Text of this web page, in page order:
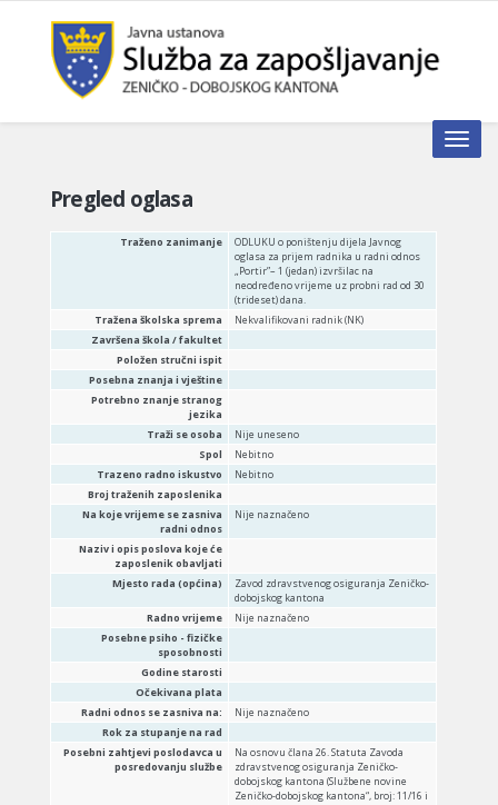
Toggle
Pregled oglasa
Traženo zanimanje
ODLUKU o poništenju dijela Javnog
oglasa za prijem radnika u radni odnos
„Portir”– 1 (jedan) izvršilac na
neodređeno vrijeme uz probni rad od 30
(trideset) dana.
Tražena školska sprema
Nekvalifikovani radnik (NK)
Završena škola / fakultet
Položen stručni ispit
Posebna znanja i vještine
Potrebno znanje stranog
jezika
Traži se osoba
Nije uneseno
Spol
Nebitno
Trazeno radno iskustvo
Nebitno
Broj traženih zaposlenika
Na koje vrijeme se zasniva
radni odnos
Nije naznačeno
Naziv i opis poslova koje će
zaposlenik obavljati
Mjesto rada (općina)
Zavod zdravstvenog osiguranja Zeničko-
dobojskog kantona
Radno vrijeme
Nije naznačeno
Posebne psiho - fizičke
sposobnosti
Godine starosti
Očekivana plata
Radni odnos se zasniva na:
Nije naznačeno
Rok za stupanje na rad
Posebni zahtjevi poslodavca u
posredovanju službe
Na osnovu člana 26. Statuta Zavoda
zdravstvenog osiguranja Zeničko-
dobojskog kantona (Službene novine
Zeničko-dobojskog kantona“, broj: 11/16 i